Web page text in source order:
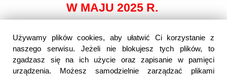
Używamy plików cookies, aby ułatwić Ci korzystanie z
naszego serwisu. Jeżeli nie blokujesz tych plików, to
zgadzasz się na ich użycie oraz zapisanie w pamięci
urządzenia. Możesz samodzielnie zarządzać plikami
W MAJU 2025 R.
środy (7, 14, 21, 28
maja)
-w godz. 8:30 do 18:00